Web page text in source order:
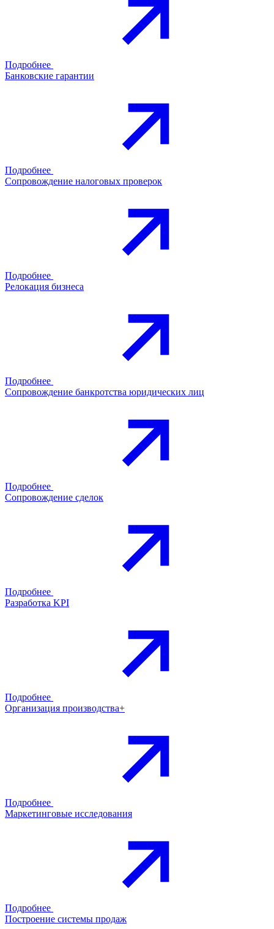
Подробнее
Банковские гарантии
Подробнее
Сопровождение налоговых проверок
Подробнее
Релокация бизнеса
Подробнее
Сопровождение банкротства юридических лиц
Подробнее
Сопровождение сделок
Подробнее
Разработка KPI
Подробнее
Организация производства+
Подробнее
Маркетинговые исследования
Подробнее
Построение системы продаж